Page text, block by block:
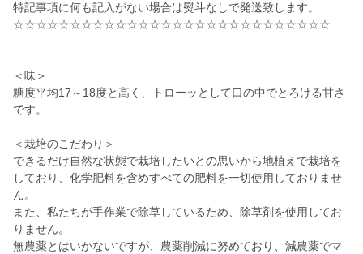
特記事項に何も記入がない場合は熨斗なしで発送致します。
☆☆☆☆☆☆☆☆☆☆☆☆☆☆☆☆☆☆☆☆☆☆☆☆☆☆☆☆
＜味＞
糖度平均17～18度と高く、トローッとして口の中でとろける甘さ
です。
＜栽培のこだわり＞
できるだけ自然な状態で栽培したいとの思いから地植えで栽培を
しており、化学肥料を含めすべての肥料を一切使用しておりませ
ん。
また、私たちが手作業で除草しているため、除草剤を使用してお
りません。
無農薬とはいかないですが、農薬削減に努めており、減農薬でマ